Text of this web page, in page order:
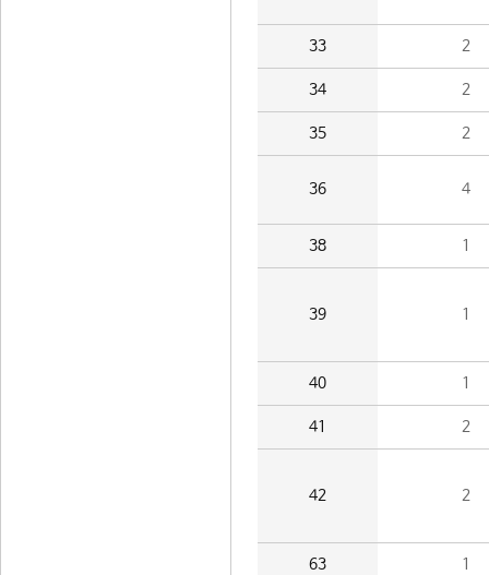
33 2
34 2
35 2
36 4
38 1
39 1
40 1
41 2
42 2
63 1